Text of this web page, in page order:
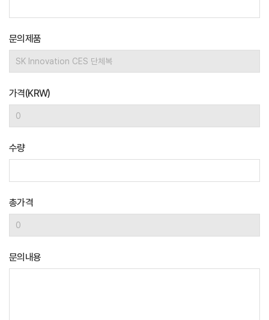
문의제품
가격(KRW)
수량
총가격
문의내용